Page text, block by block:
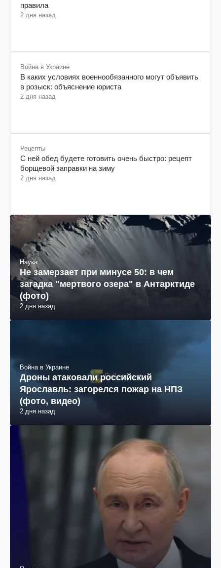
правила
2 дня назад
Война в Украине
В каких условиях военнообязанного могут объявить
в розыск: объяснение юриста
2 дня назад
Рецепты
С ней обед будете готовить очень быстро: рецепт
борщевой заправки на зиму
2 дня назад
Наука
Не замерзает при минусе 50: в чем
загадка "мертвого озера" в Антарктиде
(фото)
2 дня назад
Война в Украине
Дроны атаковали российский
Ярославль: загорелся пожар на НПЗ
(фото, видео)
2 дня назад